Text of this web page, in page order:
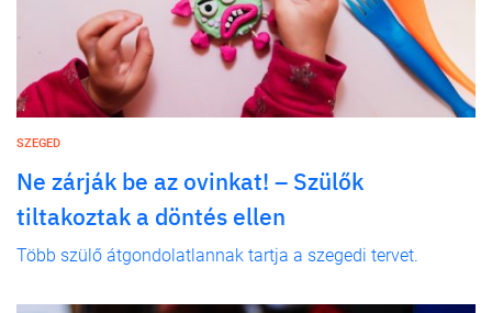
SZEGED
Ne zárják be az ovinkat! – Szülők
tiltakoztak a döntés ellen
Több szülő átgondolatlannak tartja a szegedi tervet.